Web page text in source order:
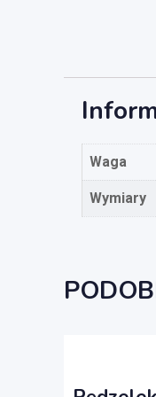
Waga
Wymiary